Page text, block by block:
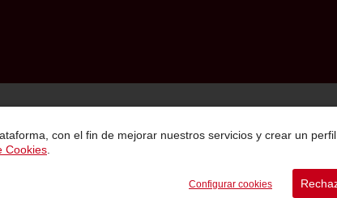
con el fin de mejorar nuestros servicios y crear un
Cookies
Configurar cookies